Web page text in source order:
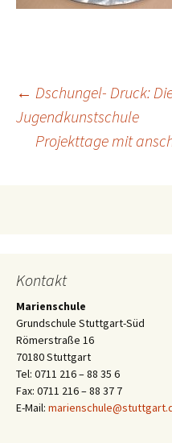
← Dschungel- Druck:
Jugendkunstschule
Projekttage mit
Kontakt
Marienschule
Grundschule Stuttgart-Süd
Römerstraße 16
70180 Stuttgart
Tel: 0711 216 – 88 35 6
Fax: 0711 216 – 88 37 7
E-Mail: